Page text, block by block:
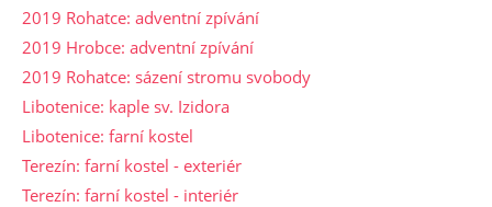
2019 Rohatce: adventní zpívání
2019 Hrobce: adventní zpívání
2019 Rohatce: sázení stromu svobody
Libotenice: kaple sv. Izidora
Libotenice: farní kostel
Terezín: farní kostel - exteriér
Terezín: farní kostel - interiér